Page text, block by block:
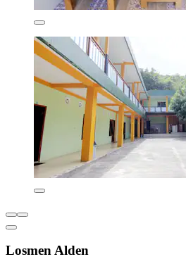
Losmen Alden